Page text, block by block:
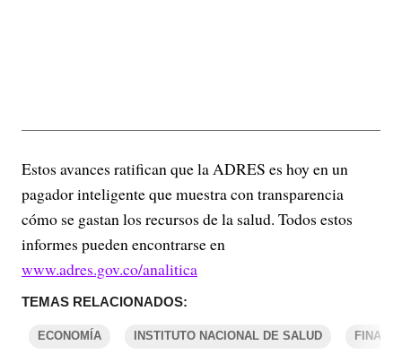
Estos avances ratifican que la ADRES es hoy en un
pagador inteligente que muestra con transparencia
cómo se gastan los recursos de la salud. Todos estos
informes pueden encontrarse en
www.adres.gov.co/analitica
TEMAS RELACIONADOS:
ECONOMÍA INSTITUTO NACIONAL DE SALUD